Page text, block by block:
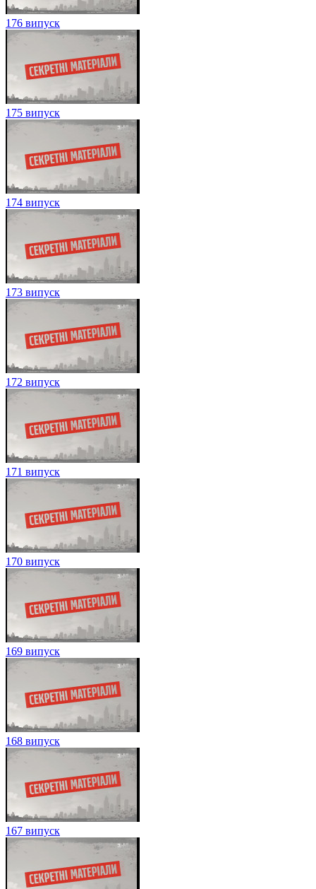
176 випуск
175 випуск
174 випуск
173 випуск
172 випуск
171 випуск
170 випуск
169 випуск
168 випуск
167 випуск